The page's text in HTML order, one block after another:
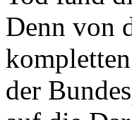
Denn von
der